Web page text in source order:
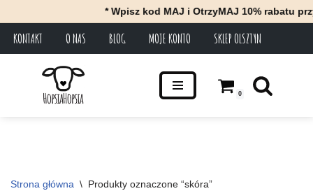
* Wpisz kod MAJ i OtrzyMAJ 10% rabatu
KONTAKT O NAS BLOG MOJE KONTO SKLEP OLSZTYN
0
Strona główna \ Produkty oznaczone “skóra”